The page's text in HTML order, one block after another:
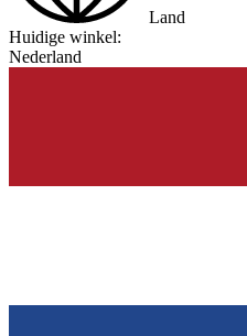
Land
Huidige winkel:
Nederland